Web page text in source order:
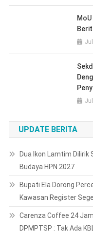
UPDATE BERITA
Dua Ikon Lamtim Dilirik
Budaya HPN 2027
Bupati Ela Dorong
Kawasan Register
Carenza Coffee 24
DPMPTSP : Tak Ada